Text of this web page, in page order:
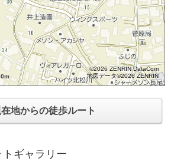
©2026 ZENRIN DataCom
地図データ©2026 ZENRIN
地からの徒歩ルート
ギャラリー